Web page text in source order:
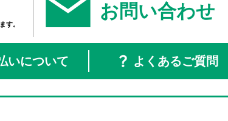
す。
お問い合わせ
いについて よくあるご質問